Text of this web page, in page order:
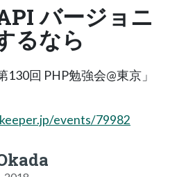
バージョニ
るなら
回 PHP勉強会@東京」
events/79982